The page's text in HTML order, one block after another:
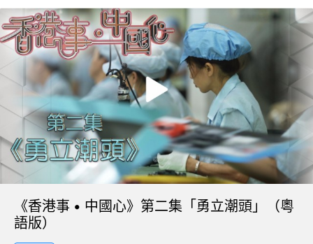
《香港事 • 中國心》第二集「勇立潮頭」（粵
語版）